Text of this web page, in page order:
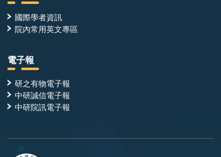
國際學者資訊
院內常用英文專區
電子報
研之有物電子報
中研誠信電子報
中研院訊電子報